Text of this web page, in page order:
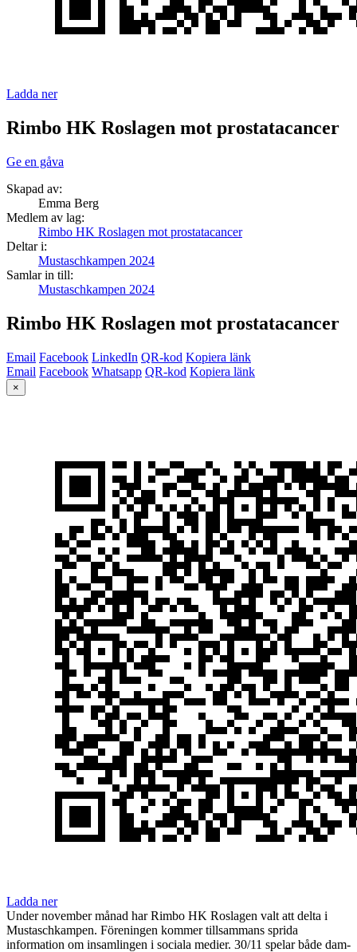
Ladda ner
Rimbo HK Roslagen mot prostatacancer
Ge en gåva
Skapad av:
Emma Berg
Medlem av lag:
Rimbo HK Roslagen mot prostatacancer
Deltar i:
Mustaschkampen 2024
Samlar in till:
Mustaschkampen 2024
Rimbo HK Roslagen mot prostatacancer
Email Facebook LinkedIn QR-kod Kopiera länk
Email Facebook Whatsapp QR-kod Kopiera länk
×
Ladda ner
Under november månad har Rimbo HK Roslagen valt att delta i
Mustaschkampen. Föreningen kommer tillsammans sprida
information om insamlingen i sociala medier. 30/11 spelar både dam-